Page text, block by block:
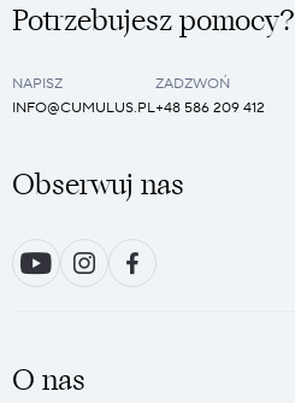
Potrzebujesz pomocy?
NAPISZ
INFO@CUMULUS.PL
ZADZWOŃ
+48 586 209 412
Obserwuj nas
O nas